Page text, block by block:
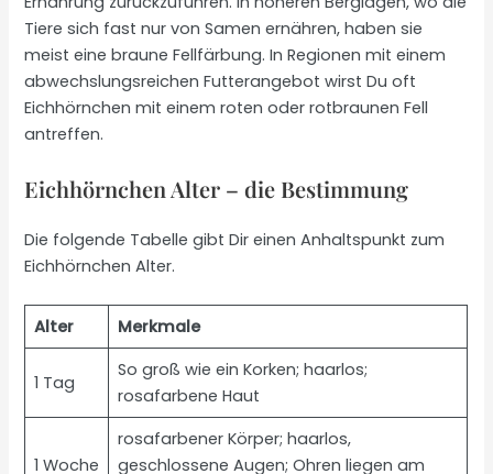
Tiere sich fast nur von Samen ernähren, haben sie
meist eine braune Fellfärbung. In Regionen mit einem
abwechslungsreichen Futterangebot wirst Du oft
Eichhörnchen mit einem roten oder rotbraunen Fell
antreffen.
Eichhörnchen Alter – die Bestimmung
Die folgende Tabelle gibt Dir einen Anhaltspunkt zum
Eichhörnchen Alter.
Alter Merkmale
1 Tag
So groß wie ein Korken; haarlos;
rosafarbene Haut
1 Woche
rosafarbener Körper; haarlos,
geschlossene Augen; Ohren liegen am